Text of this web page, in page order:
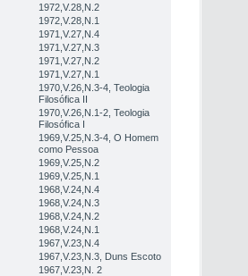
1972,V.28,N.2
1972,V.28,N.1
1971,V.27,N.4
1971,V.27,N.3
1971,V.27,N.2
1971,V.27,N.1
1970,V.26,N.3-4, Teologia
Filosófica II
1970,V.26,N.1-2, Teologia
Filosófica I
1969,V.25,N.3-4, O Homem
como Pessoa
1969,V.25,N.2
1969,V.25,N.1
1968,V.24,N.4
1968,V.24,N.3
1968,V.24,N.2
1968,V.24,N.1
1967,V.23,N.4
1967,V.23,N.3, Duns Escoto
1967,V.23,N. 2